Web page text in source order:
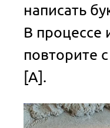
написать
В процессе
повторите
[А].